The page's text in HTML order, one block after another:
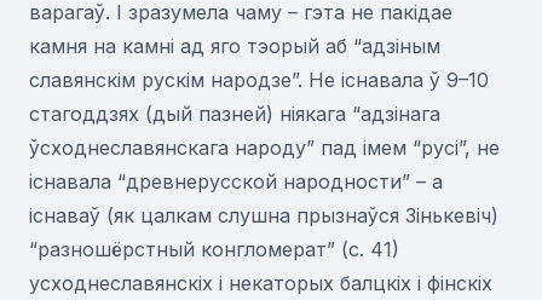
варагаў. І зразумела чаму – гэта не пакідае
камня на камні ад яго тэорый аб “адзіным
славянскім рускім народзе”. Не існавала ў 9–10
стагоддзях (дый пазней) ніякага “адзінага
ўсходнеславянскага народу” пад імем “русі”, не
існавала “древнерусской народности” – а
існаваў (як цалкам слушна прызнаўся Зінькевіч)
“разношёрстный конгломерат” (с. 41)
усходнеславянскіх і некаторых балцкіх і фінскіх